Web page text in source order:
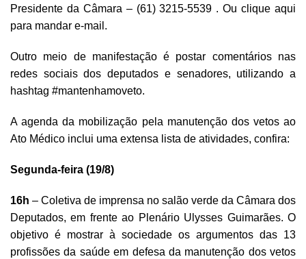
Presidente da Câmara – (61) 3215-5539 . Ouclique aqui
para mandar e-mail.
Outro meio de manifestação é postar comentários nas
redes sociais dos deputados e senadores, utilizando a
hashtag #mantenhamoveto.
A agenda da mobilização pela manutenção dos vetos ao
Ato Médico inclui uma extensa lista de atividades, confira:
Segunda-feira (19/8)
16h – Coletiva de imprensa no salão verde da Câmara dos
Deputados, em frente ao Plenário Ulysses Guimarães. O
objetivo é mostrar à sociedade os argumentos das 13
profissões da saúde em defesa da manutenção dos vetos